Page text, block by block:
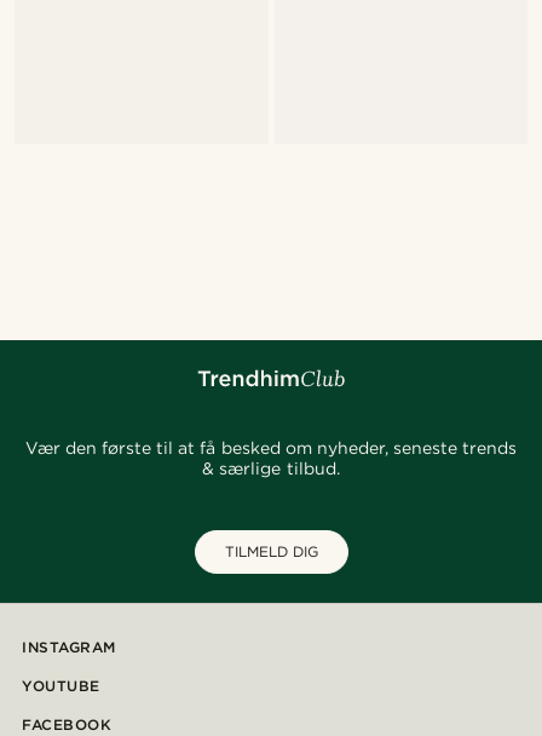
Vær den første til at få besked om nyheder, seneste trends
& særlige tilbud.
TILMELD DIG
INSTAGRAM
YOUTUBE
FACEBOOK